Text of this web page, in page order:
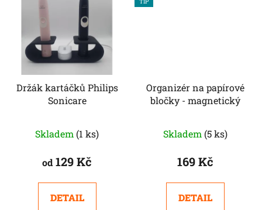
Držák kartáčků Philips
Sonicare
hodnocení
produktu
5,0
z
Skladem (1 ks)
od129 Kč
DETAIL
TIP
Organizér na papírové
bločky - magnetický
Skladem (5 ks)
169 Kč
DETAIL